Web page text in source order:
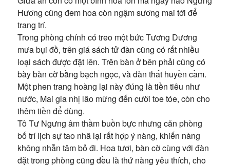
Hương cũng đem hoa còn ngậm sương mai tới để
trang trí.
Trong phòng chính có treo một bức Tương Dương
mưa bụi đồ, trên giá sách tử đàn cũng có rất nhiều
loại sách được đặt lên. Trên bàn ở bên phải cũng có
bày bàn cờ bằng bạch ngọc, và đàn thất huyền cầm.
Một phen trang hoàng lại này đúng là tiền tiêu như
nước, Mai gia nhị lão mừng đến cười toe tóe, còn cho
thêm tiền để dùng.
Tô Tư Ngưng âm thầm buồn bực nhưng căn phòng
bố trí lịch sự tao nhã lại rất hợp ý nàng, khiến nàng
không nhẫn tâm bỏ đi. Hoa tươi, bàn cờ cùng với đàn
đặt trong phòng cũng đều là thứ nàng yêu thích, cho